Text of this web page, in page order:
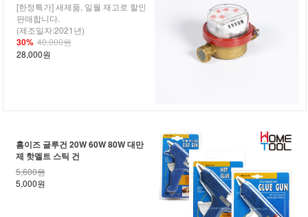
[한정특가] 새제품, 일월 재고로 할인
판매합니다.
(제조일자:2021년)
30% 40,000원
28,000원
홈이즈 글루건 20W 60W 80W 대만
제 핫멜트 스틱 건
5,600원
5,000원